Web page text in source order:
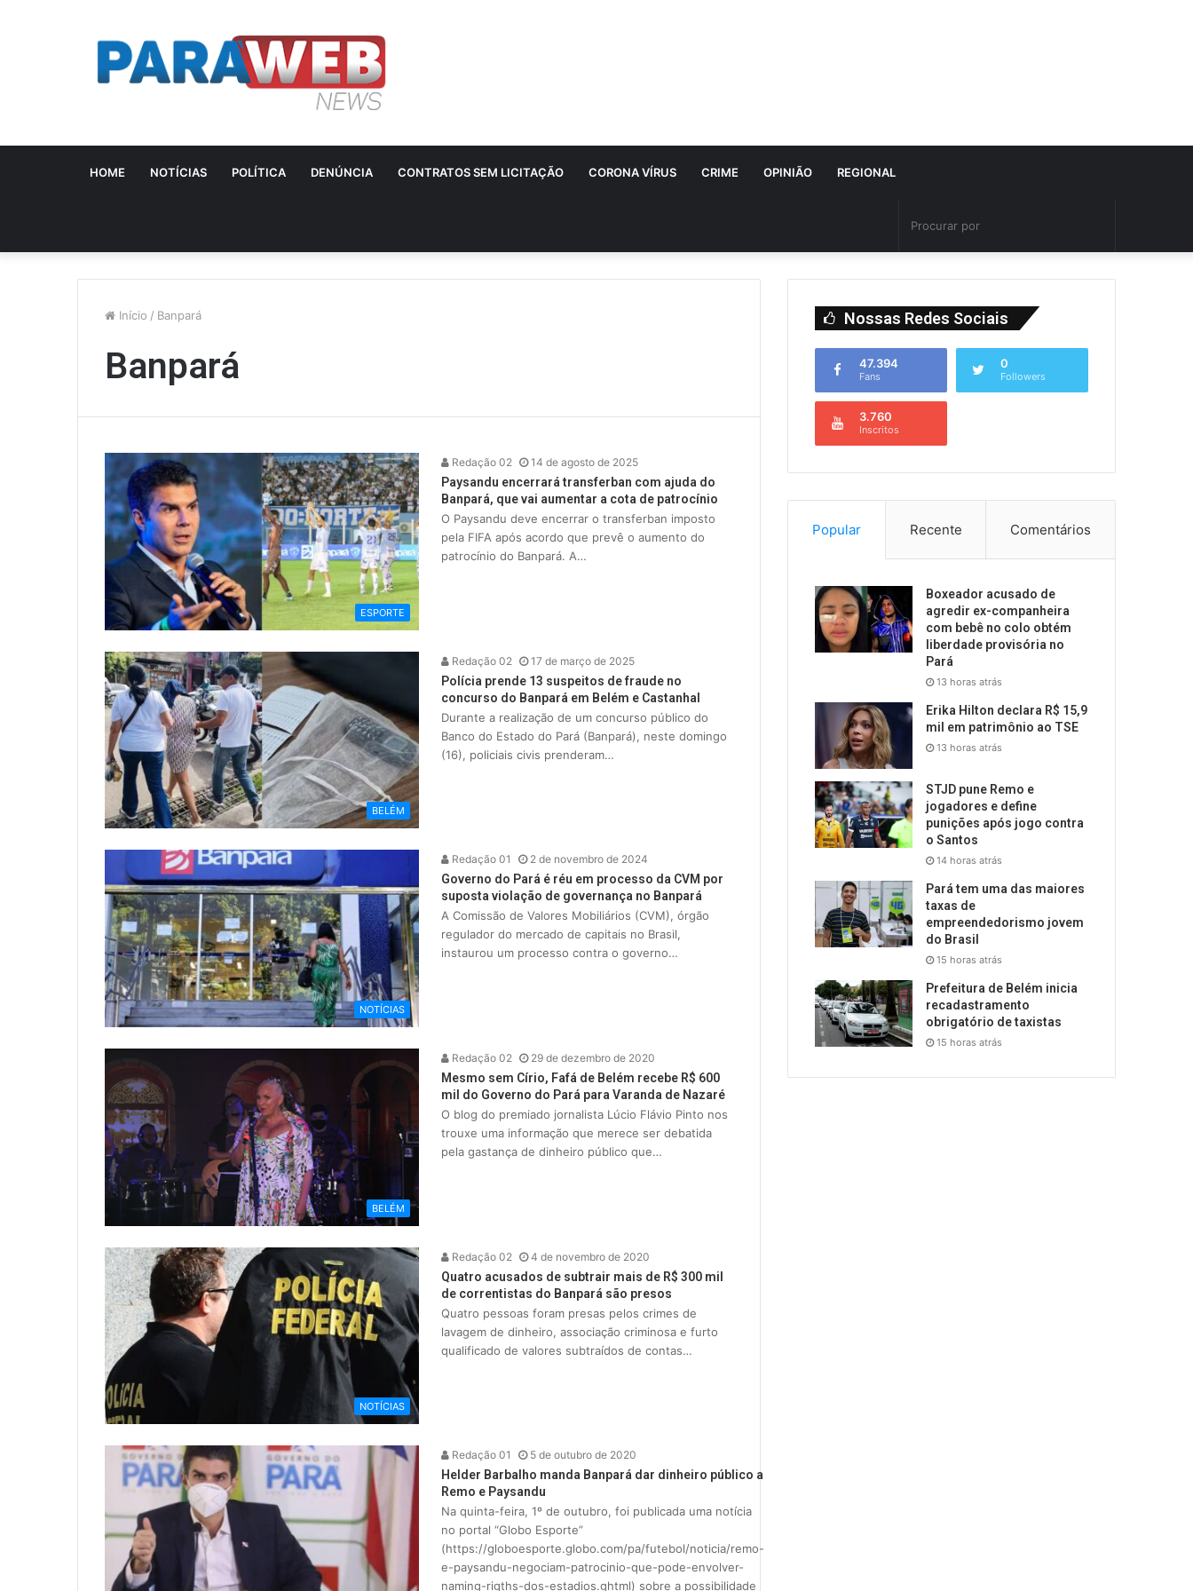
HOME NOTÍCIAS POLÍTICA DENÚNCIA CONTRATOS SEM LICITAÇÃO CORONA VÍRUS CRIME OPINIÃO REGIONAL
Início / Banpará
Banpará
ESPORTE
Redação 02 14 de agosto de 2025
Paysandu encerrará transferban com ajuda do
Banpará, que vai aumentar a cota de patrocínio
O Paysandu deve encerrar o transferban imposto
pela FIFA após acordo que prevê o aumento do
patrocínio do Banpará. A…
BELÉM
Redação 02 17 de março de 2025
Polícia prende 13 suspeitos de fraude no
concurso do Banpará em Belém e Castanhal
Durante a realização de um concurso público do
Banco do Estado do Pará (Banpará), neste domingo
(16), policiais civis prenderam…
NOTÍCIAS
Redação 01 2 de novembro de 2024
Governo do Pará é réu em processo da CVM por
suposta violação de governança no Banpará
A Comissão de Valores Mobiliários (CVM), órgão
regulador do mercado de capitais no Brasil,
instaurou um processo contra o governo…
BELÉM
Redação 02 29 de dezembro de 2020
Mesmo sem Círio, Fafá de Belém recebe R$ 600
mil do Governo do Pará para Varanda de Nazaré
O blog do premiado jornalista Lúcio Flávio Pinto nos
trouxe uma informação que merece ser debatida
pela gastança de dinheiro público que…
NOTÍCIAS
Redação 02 4 de novembro de 2020
Quatro acusados de subtrair mais de R$ 300 mil
de correntistas do Banpará são presos
Quatro pessoas foram presas pelos crimes de
lavagem de dinheiro, associação criminosa e furto
qualificado de valores subtraídos de contas…
Redação 01 5 de outubro de 2020
Helder Barbalho manda Banpará dar dinheiro público a
Remo e Paysandu
Na quinta-feira, 1º de outubro, foi publicada uma notícia
no portal “Globo Esporte”
(https://globoesporte.globo.com/pa/futebol/noticia/remo-
e-paysandu-negociam-patrocinio-que-pode-envolver-
naming-rigths-dos-estadios.ghtml) sobre a possibilidade
Nossas Redes Sociais
47.394
Fans
0
Followers
3.760
Inscritos
Popular Recente Comentários
Boxeador acusado de
agredir ex-companheira
com bebê no colo obtém
liberdade provisória no
Pará
13 horas atrás
Erika Hilton declara R$ 15,9
mil em patrimônio ao TSE
13 horas atrás
STJD pune Remo e
jogadores e define
punições após jogo contra
o Santos
14 horas atrás
Pará tem uma das maiores
taxas de
empreendedorismo jovem
do Brasil
15 horas atrás
Prefeitura de Belém inicia
recadastramento
obrigatório de taxistas
15 horas atrás